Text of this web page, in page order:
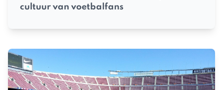
cultuur van voetbalfans